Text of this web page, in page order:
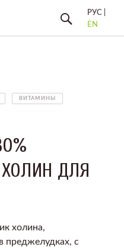
РУС |
EN
ВИТАМИНЫ
ДЛЯ
холина,
преджелудках, с